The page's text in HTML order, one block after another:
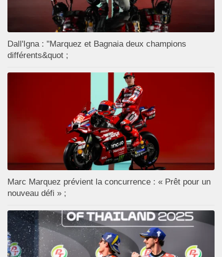
Dall'Igna : "Marquez et Bagnaia deux champions
différents&quot ;
Marc Marquez prévient la concurrence : « Prêt pour un
nouveau défi » ;